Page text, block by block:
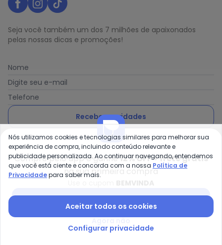
Seja você também um dos 7 milhões de apaixonados
pelas nossas dicas e promoções!
Nome
Digite seu e-mail
Telefone
Receber novidades
Ao enviar o cadastro, você concorda com a nossa Política
de Privacidade
Posthaus é uma marca da Posthaus Ltda / CNPJ:
80.462.138/0001-41
Endereço: Rua Werner Duwe, 202 Bairro Badenfurt -
89.070-700 - Blumenau/SC
Compre pelo app e ganhe12% OFF + frete grátis
na sua primeira compra
Nós utilizamos cookies e tecnologias similares para melhorar sua
experiência de compra, incluindo conteúdo relevante e
publicidade personalizada. Ao continuar navegando, entendemos
que você está ciente e concorda com a nossa Política de
Privacidadepara saber mais.
Aceitar todos os cookies
Configurar privacidade